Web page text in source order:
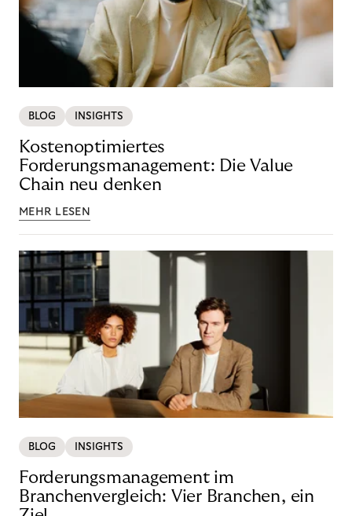
BLOG INSIGHTS
Kostenoptimiertes
Forderungsmanagement: Die Value
Chain neu denken
MEHR LESEN
BLOG INSIGHTS
Forderungsmanagement im
Branchenvergleich: Vier Branchen, ein